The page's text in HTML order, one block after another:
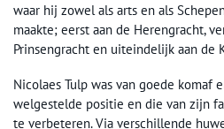
waar hij zowel als arts en als
maakte; eerst aan de Herengracht,
Prinsengracht en uiteindelijk aan de
Nicolaes Tulp was van goede komaf
welgestelde positie en die van zijn
te verbeteren. Via verschillende